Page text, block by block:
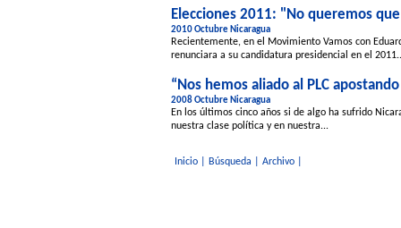
Elecciones 2011: "No queremos
2010 Octubre Nicaragua
Recientemente, en el Movimiento Vamos con
renunciara a su candidatura presidencial en el
“Nos hemos aliado al PLC
2008 Octubre Nicaragua
En los últimos cinco años si de algo ha sufrido
nuestra clase política y en nuestra...
Inicio| Búsqueda Archivo|